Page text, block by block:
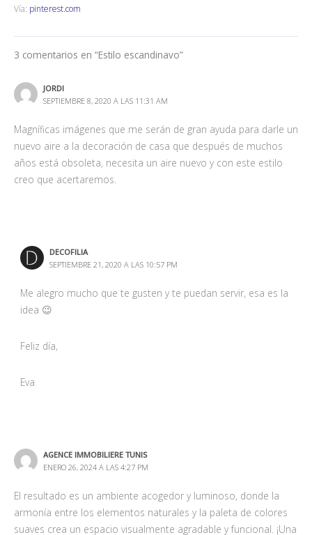
Vía: pinterest.com
3 comentarios en “Estilo escandinavo”
JORDI
SEPTIEMBRE 8, 2020 A LAS 11:31 AM
Magníficas imágenes que me serán de gran ayuda para darle un
nuevo aire a la decoración de casa que después de muchos
años está obsoleta, necesita un aire nuevo y con este estilo
creo que acertaremos.
DECOFILIA
SEPTIEMBRE 21, 2020 A LAS 10:57 PM
Me alegro mucho que te gusten y te puedan servir, esa es la
idea 😉
Feliz día,
Eva
AGENCE IMMOBILIERE TUNIS
ENERO 26, 2024 A LAS 4:27 PM
El resultado es un ambiente acogedor y luminoso, donde la
armonía entre los elementos naturales y la paleta de colores
suaves crea un espacio visualmente agradable y funcional. ¡Una